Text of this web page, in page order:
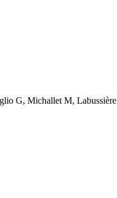
G, Michallet M,